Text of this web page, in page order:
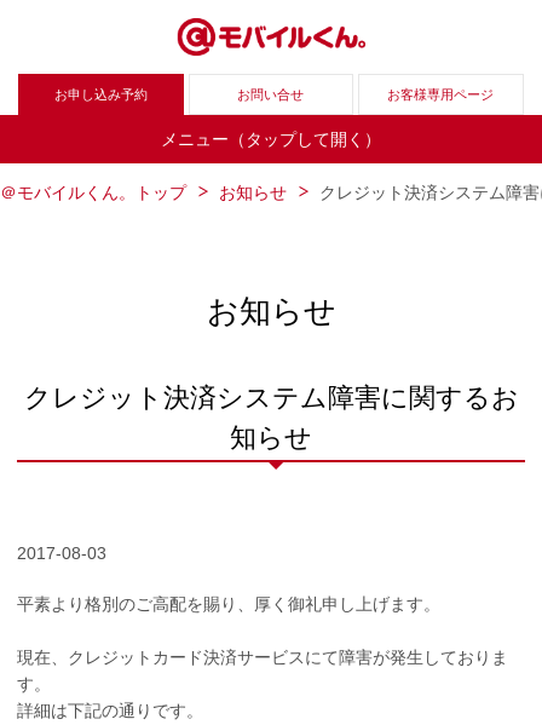
お申し込み予約 お問い合せ お客様専用ページ
メニュー（タップして開く）
＠モバイルくん。トップ お知らせ クレジット決済システム障
お知らせ
クレジット決済システム障害に関するお
知らせ
2017-08-03
平素より格別のご高配を賜り、厚く御礼申し上げます。
現在、クレジットカード決済サービスにて障害が発生しておりま
す。
詳細は下記の通りです。